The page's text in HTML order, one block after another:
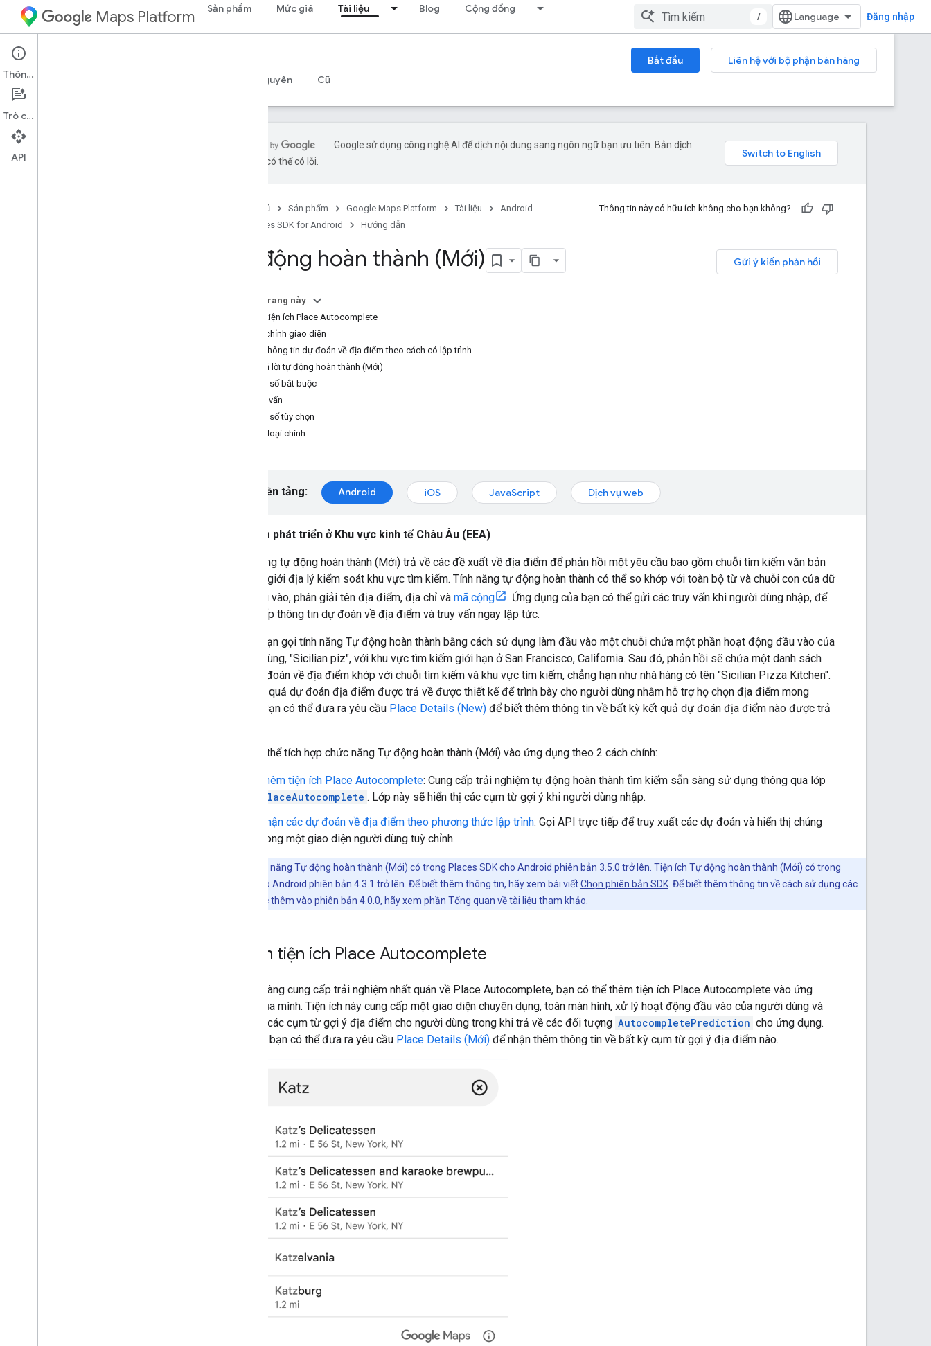
Maps Platform Sản phẩm Mức giá Tài liệu Blog Cộng đồng
/ Đăng nhập
Android Bắt đầu
Liên hệ với bộ phận bán hàng
Hướng dẫn
Tài nguyên Cũ
Google sử dụng công nghệ AI để dịch nội dung sang ngôn ngữ bạn ưu tiên. Bản dịch
bằng AI có thể có lỗi.
Trang chủ Sản phẩm Google Maps Platform Tài liệu
Android
Places SDK for Android
Hướng dẫn
Thông tin này có hữu ích không cho bạn không?
Gửi ý kiến phản hồi
Tự động hoàn thành (Mới)
Trên trang này
Thêm tiện ích Place Autocomplete
Tuỳ chỉnh giao diện
Nhận thông tin dự đoán về địa điểm theo cách có lập trình
Câu trả lời tự động hoàn thành (Mới)
Thông số bắt buộc
Truy vấn
Thông số tùy chọn
Các loại chính
Chọn nền tảng: Android iOS JavaScript Dịch vụ web
Nhà phát triển ở Khu vực kinh tế Châu Âu (EEA)
Tính năng tự động hoàn thành (Mới) trả về các đề xuất về địa điểm để phản hồi một yêu cầu bao gồm chuỗi tìm kiếm văn bản
và ranh giới địa lý kiểm soát khu vực tìm kiếm. Tính năng tự động hoàn thành có thể so khớp với toàn bộ từ và chuỗi con của dữ
liệu đầu vào, phân giải tên địa điểm, địa chỉ và mã cộng
. Ứng dụng của bạn có thể gửi các truy vấn khi người dùng nhập, để
cung cấp thông tin dự đoán về địa điểm và truy vấn ngay lập tức.
Ví dụ: bạn gọi tính năng Tự động hoàn thành bằng cách sử dụng làm đầu vào một chuỗi chứa một phần hoạt động đầu vào của
người dùng, "Sicilian piz", với khu vực tìm kiếm giới hạn ở San Francisco, California. Sau đó, phản hồi sẽ chứa một danh sách
các dự đoán về địa điểm khớp với chuỗi tìm kiếm và khu vực tìm kiếm, chẳng hạn như nhà hàng có tên "Sicilian Pizza Kitchen".
Các kết quả dự đoán địa điểm được trả về được thiết kế để trình bày cho người dùng nhằm hỗ trợ họ chọn địa điểm mong
muốn. Bạn có thể đưa ra yêu cầu Place Details (New) để biết thêm thông tin về bất kỳ kết quả dự đoán địa điểm nào được trả
Bạn có thể tích hợp chức năng Tự động hoàn thành (Mới) vào ứng dụng theo 2 cách chính:
Thêm tiện ích Place Autocomplete: Cung cấp trải nghiệm tự động hoàn thành tìm kiếm sẵn sàng sử dụng thông qua lớp
PlaceAutocomplete . Lớp này sẽ hiển thị các cụm từ gợi ý khi người dùng nhập.
Nhận các dự đoán về địa điểm theo phương thức lập trình: Gọi API trực tiếp để truy xuất các dự đoán và hiển thị chúng
trong một giao diện người dùng tuỳ chỉnh.
Tính năng Tự động hoàn thành (Mới) có trong Places SDK cho Android phiên bản 3.5.0 trở lên. Tiện ích Tự động hoàn thành (Mới) có trong
Places SDK cho Android phiên bản 4.3.1 trở lên. Để biết thêm thông tin, hãy xem bài viếtChọn phiên bản SDK . Để biết thêm thông tin về cách sử dụng các
API Kotlin được thêm vào phiên bản 4.0.0, hãy xem phần Tổng quan về tài liệu tham khảo
Thêm tiện ích Place Autocomplete
Để dễ dàng cung cấp trải nghiệm nhất quán về Place Autocomplete, bạn có thể thêm tiện ích Place Autocomplete vào ứng
dụng của mình. Tiện ích này cung cấp một giao diện chuyên dụng, toàn màn hình, xử lý hoạt động đầu vào của người dùng và
hiển thị các cụm từ gợi ý địa điểm cho người dùng trong khi trả về các đối tượng AutocompletePrediction cho ứng dụng.
Sau đó, bạn có thể đưa ra yêu cầu Place Details (Mới) để nhận thêm thông tin về bất kỳ cụm từ gợi ý địa điểm nào.
Thông tin
Trò chuyện
API